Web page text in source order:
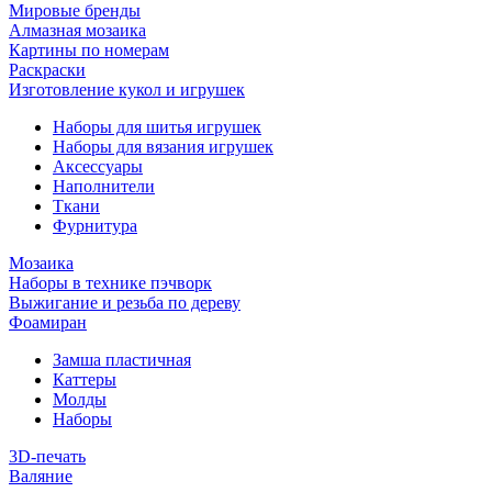
Мировые бренды
Алмазная мозаика
Картины по номерам
Раскраски
Изготовление кукол и игрушек
Наборы для шитья игрушек
Наборы для вязания игрушек
Аксессуары
Наполнители
Ткани
Фурнитура
Мозаика
Наборы в технике пэчворк
Выжигание и резьба по дереву
Фоамиран
Замша пластичная
Каттеры
Молды
Наборы
3D-печать
Валяние